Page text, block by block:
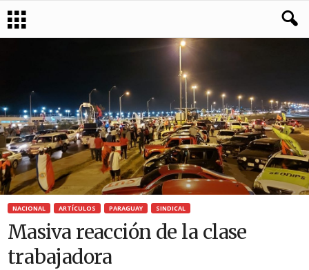
NACIONAL ARTÍCULOS PARAGUAY SINDICAL
Masiva reacción de la clase
trabajadora